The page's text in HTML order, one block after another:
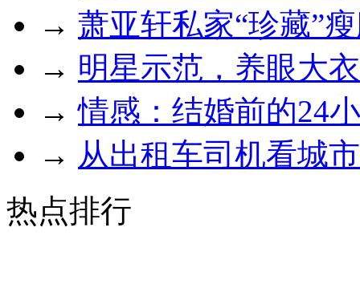
→ 萧亚轩私家“珍藏”
→ 明星示范，养眼大
→情感：结婚前的24
→ 从出租车司机看城
热点排行